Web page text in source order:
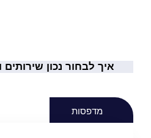
איך לבחור נכון
מדפסות